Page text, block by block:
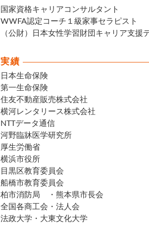
国家資格キャリアコンサルタント
WWFA認定コーチ１級家事セラピスト
（公財）日本女性学習財団キャリア支援
実績
日本生命保険
第一生命保険
住友不動産販売株式会社
横河レンタリース株式会社
NTTデータ通信
河野臨牀医学研究所
厚生労働省
横浜市役所
目黒区教育委員会
船橋市教育委員会
柏市消防局 ・熊本県市長会
全国各商工会・法人会
法政大学・大東文化大学